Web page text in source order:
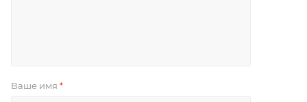
Ваше имя *